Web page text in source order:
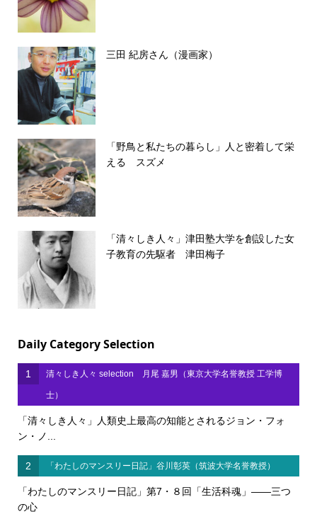
三田 紀房さん（漫画家）
「野鳥と私たちの暮らし」人と密着して栄
える スズメ
「清々しき人々」津田塾大学を創設した女
子教育の先駆者 津田梅子
Daily Category Selection
1 清々しき人々 selection 月尾 嘉男（東京大学名誉教授 工学博
士）
「清々しき人々」人類史上最高の知能とされるジョン・フォ
ン・ノ...
2 「わたしのマンスリー日記」谷川彰英（筑波大学名誉教授）
「わたしのマンスリー日記」第7・８回「生活科魂」――三つ
の心